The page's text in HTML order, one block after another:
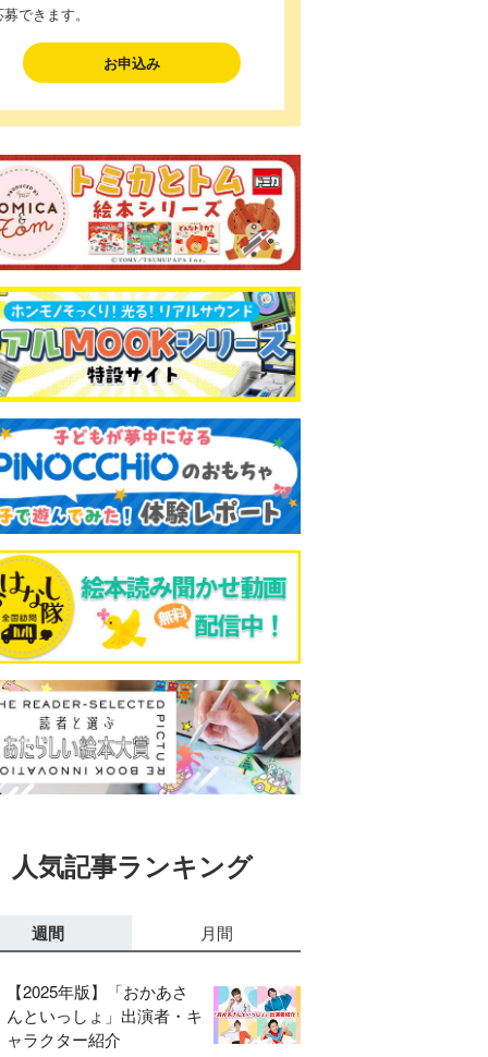
できます。
お申込み
人気記事ランキング
週間 月間
【2025年版】「おかあさ
んといっしょ」出演者・キ
ャラクター紹介